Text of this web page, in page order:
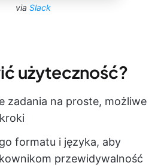
via Slack
użyteczność?
zadania na proste, możliwe
formatu i języka, aby
przewidywalność